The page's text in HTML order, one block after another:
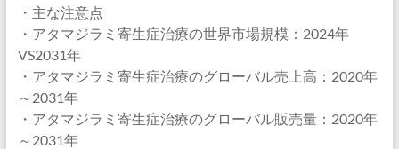
・主な注意点
・アタマジラミ寄生症治療の世界市場規模：2024年
VS2031年
・アタマジラミ寄生症治療のグローバル売上高：2020年
～2031年
・アタマジラミ寄生症治療のグローバル販売量：2020年
～2031年